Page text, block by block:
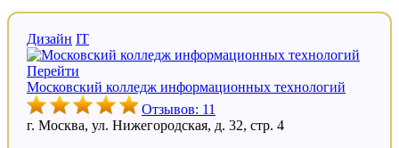
Дизайн IT
Перейти
Московский колледж информационных технологий
Отзывов: 11
г. Москва, ул. Нижегородская, д. 32, стр. 4